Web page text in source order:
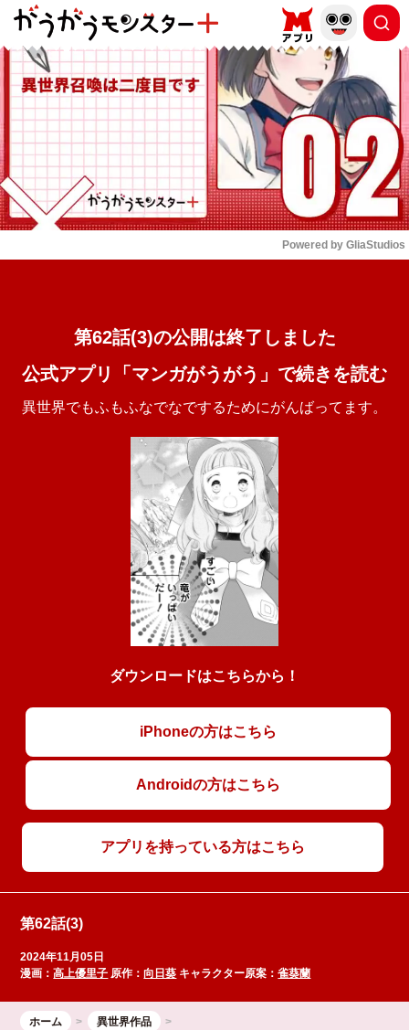
もっと読む
Powered by GliaStudios
第62話(3)の公開は終了しました
公式アプリ「マンガがうがう」で続きを読む
異世界でもふもふなでなでするためにがんばってます。
ダウンロードはこちらから！
iPhoneの方はこちら
Androidの方はこちら
アプリを持っている方はこちら
第62話(3)
2024年11月05日
漫画：高上優里子 原作：向日葵 キャラクター原案：雀葵蘭
ホーム
異世界作品